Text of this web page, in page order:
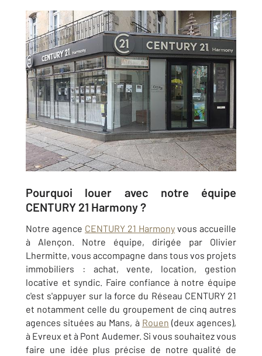
Pourquoi louer avec notre équipe
CENTURY 21 Harmony ?
Notre agence CENTURY 21 Harmony vous accueille
à Alençon. Notre équipe, dirigée par Olivier
Lhermitte, vous accompagne dans tous vos projets
immobiliers : achat, vente, location, gestion
locative et syndic. Faire confiance à notre équipe
c'est s'appuyer sur la force du Réseau CENTURY 21
et notamment celle du groupement de cinq autres
agences situées au Mans, à Rouen (deux agences),
à Evreux et à Pont Audemer. Si vous souhaitez vous
faire une idée plus précise de notre qualité de